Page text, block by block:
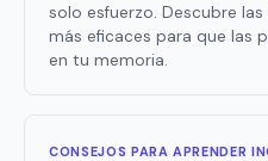
solo esfuerzo. Descubre
más eficaces para que las
en tu memoria.
CONSEJOS PARA APRENDER